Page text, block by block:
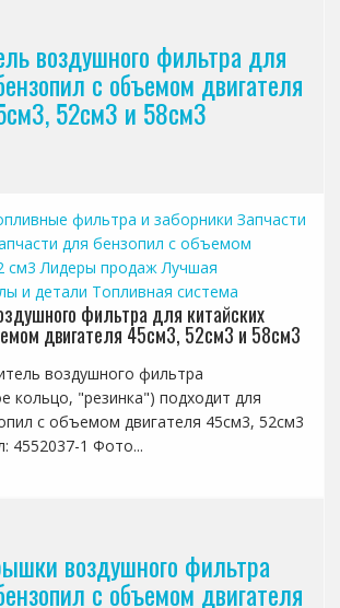
воздушного фильтра для
с объемом двигателя
52см3 и 58см3
фильтра и заборники Запчасти
для бензопил с объемом
см3 Лидеры продаж Лучшая
и детали Топливная система
фильтра для китайских
двигателя 45см3, 52см3 и 58см3
воздушного фильтра
кольцо, "резинка") подходит для
с объемом двигателя 45см3, 52см3
4552037-1 Фото...
воздушного фильтра
с объемом двигателя